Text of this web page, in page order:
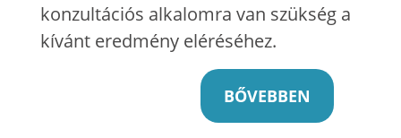
konzultációs alkalomra van szükség a
kívánt eredmény eléréséhez.
BŐVEBBEN